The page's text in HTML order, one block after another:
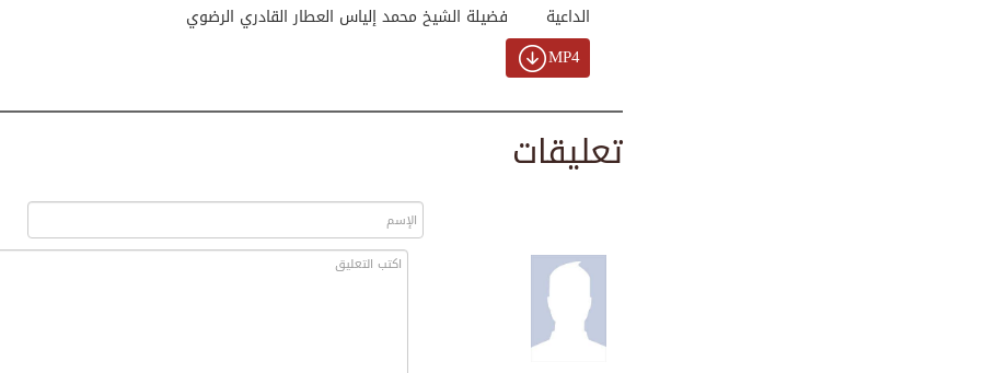
فضيلة الشيخ محمد إلياس العطار القادري الرضوي
الداعية
MP4
تعليقات